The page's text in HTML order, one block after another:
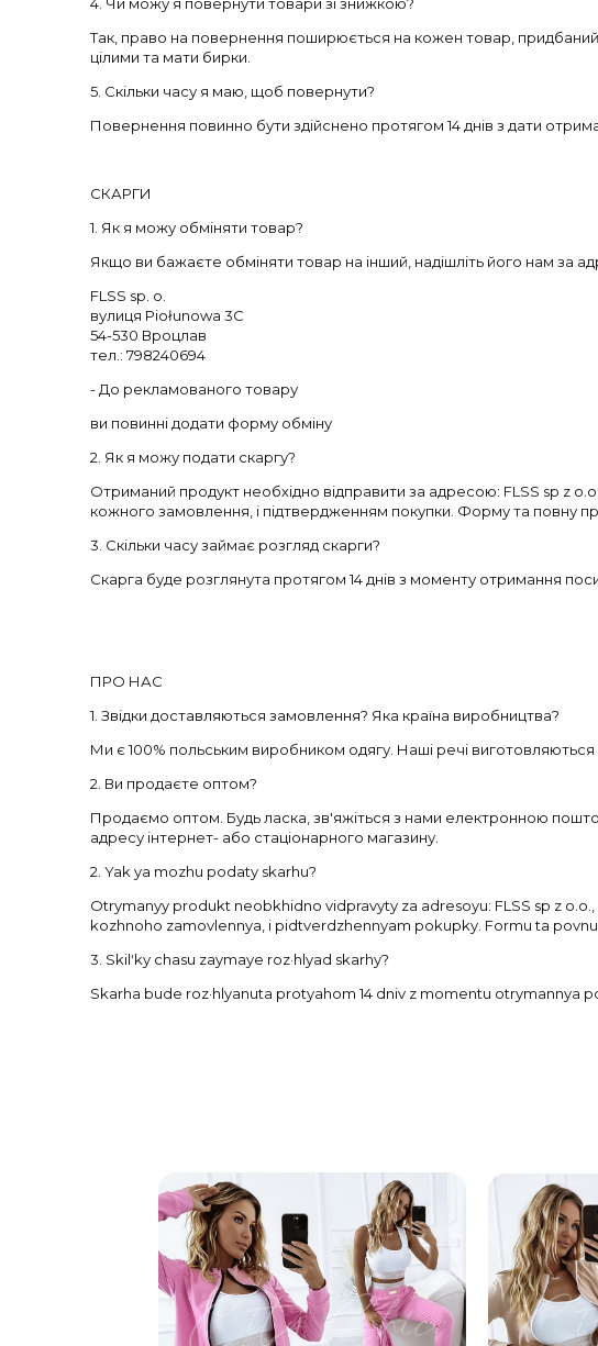
4. Чи можу я повернути товари зі знижкою?
Так, право на повернення поширюється на кожен товар,
цілими та мати бирки.
5. Скільки часу я маю, щоб повернути?
Повернення повинно бути здійснено протягом 14 днів з дати
СКАРГИ
1. Як я можу обміняти товар?
Якщо ви бажаєте обміняти товар на інший, надішліть його нам за
FLSS sp. o.
вулиця Piołunowa 3C
54-530 Вроцлав
тел.: 798240694
- До рекламованого товару
ви повинні додати форму обміну
2. Як я можу подати скаргу?
Отриманий продукт необхідно відправити за адресою: FLSS sp z
кожного замовлення, і підтвердженням покупки. Форму та повну
3. Скільки часу займає розгляд скарги?
Скарга буде розглянута протягом 14 днів з моменту отримання
ПРО НАС
1. Звідки доставляються замовлення? Яка країна виробництва?
Ми є 100% польським виробником одягу. Наші речі виготовляються
2. Ви продаєте оптом?
Продаємо оптом. Будь ласка, зв'яжіться з нами електронною
адресу інтернет- або стаціонарного магазину.
2. Yak ya mozhu podaty skarhu?
Otrymanyy produkt neobkhidno vidpravyty za adresoyu: FLSS sp z
kozhnoho zamovlennya, i pidtverdzhennyam pokupky. Formu ta
3. Skilʹky chasu zaymaye roz·hlyad skarhy?
Skarha bude roz·hlyanuta protyahom 14 dniv z momentu otrymannya